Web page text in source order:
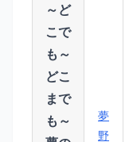
～ど
こで
も～
どこ
まで
も～
夢
野